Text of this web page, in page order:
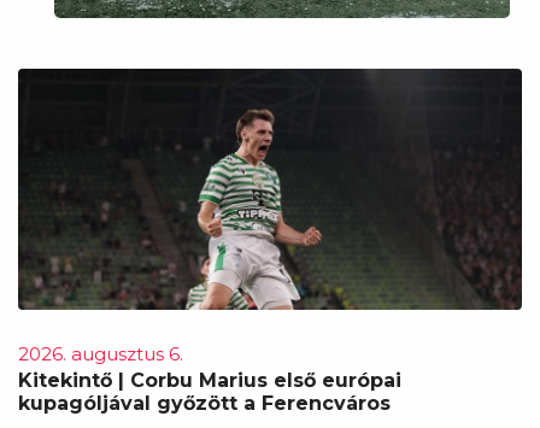
2026. augusztus 6.
Kitekintő | Corbu Marius első európai
kupagóljával győzött a Ferencváros